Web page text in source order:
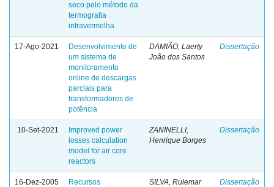
seco pelo método da
termografia
infravermelha
17-Ago-2021
Desenvolvimento de
um sistema de
monitoramento
online de descargas
parciais para
transformadores de
potência
DAMIÃO, Laerty
João dos Santos
Dissertação
10-Set-2021
Improved power
losses calculation
model for air core
reactors
ZANINELLI,
Henrique Borges
Dissertação
16-Dez-2005
Recursos
SILVA, Rulemar
Dissertação